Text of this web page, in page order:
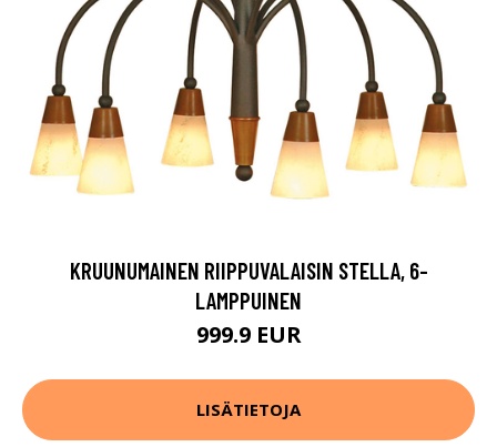
KRUUNUMAINEN RIIPPUVALAISIN STELLA, 6-
LAMPPUINEN
999.9 EUR
LISÄTIETOJA